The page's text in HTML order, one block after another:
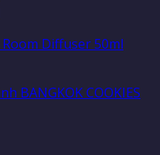
Diffuser 50ml